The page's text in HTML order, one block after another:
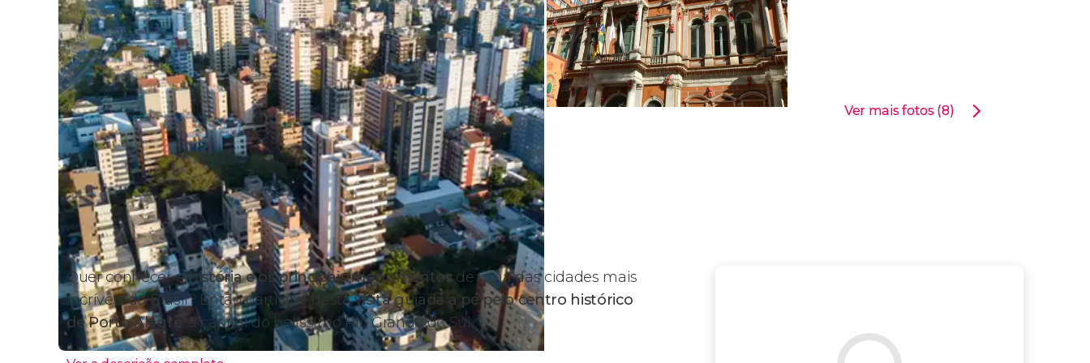
Ver mais fotos (8)
Quer conhecer ahistória e os principais monumentosde uma das cidades mais
incríveis do Brasil? Então participe destavisita guiada a pé pelo centro histórico
de Porto Alegre
, a capital do belíssimo Rio Grande do Sul.